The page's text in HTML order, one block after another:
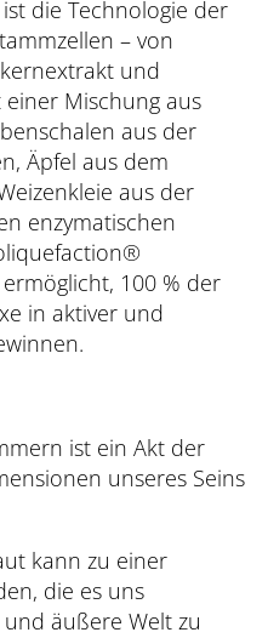
die Technologie der
– von
und
Mischung aus
aus der
Äpfel aus dem
aus der
enzymatischen
100 % der
in aktiver und
ist ein Akt der
unseres Seins
kann zu einer
die es uns
äußere Welt zu